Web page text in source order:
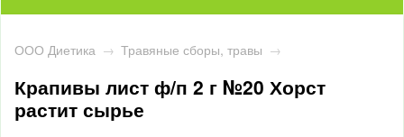
ООО Диетика → Травяные сборы, травы →
Крапивы лист ф/п 2 г №20 Хорст
растит сырье